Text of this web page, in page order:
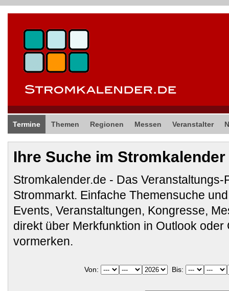
Termine Themen Regionen Messen Veranstalter
Ihre Suche im Stromkalender
Stromkalender.de - Das Veranstaltungs-
Strommarkt. Einfache Themensuche
Events, Veranstaltungen, Kongresse,
direkt über Merkfunktion in Outlook oder
vormerken.
Von: Bis: